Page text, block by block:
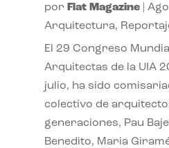
por Flat Magazine|
Arquitectura,
El 29 Congreso
Arquitectas de la UIA
julio, ha sido
colectivo de
generaciones, Pau
Benedito, Maria